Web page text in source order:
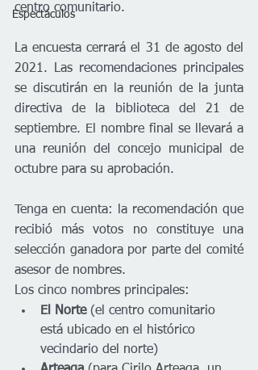
Espectáculos
centro comunitario.
La encuesta cerrará el 31 de agosto del
2021. Las recomendaciones principales
se discutirán en la reunión de la junta
directiva de la biblioteca del 21 de
septiembre. El nombre final se llevará a
una reunión del concejo municipal de
octubre para su aprobación.
Tenga en cuenta: la recomendación que
recibió más votos no constituye una
selección ganadora por parte del comité
asesor de nombres.
Los cinco nombres principales:
El Norte (el centro comunitario
está ubicado en el histórico
vecindario del norte)